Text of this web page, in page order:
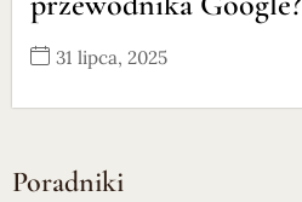
31 lipca, 2025
Poradniki